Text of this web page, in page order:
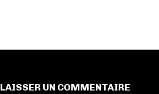
LAISSER UN COMMENTAIRE